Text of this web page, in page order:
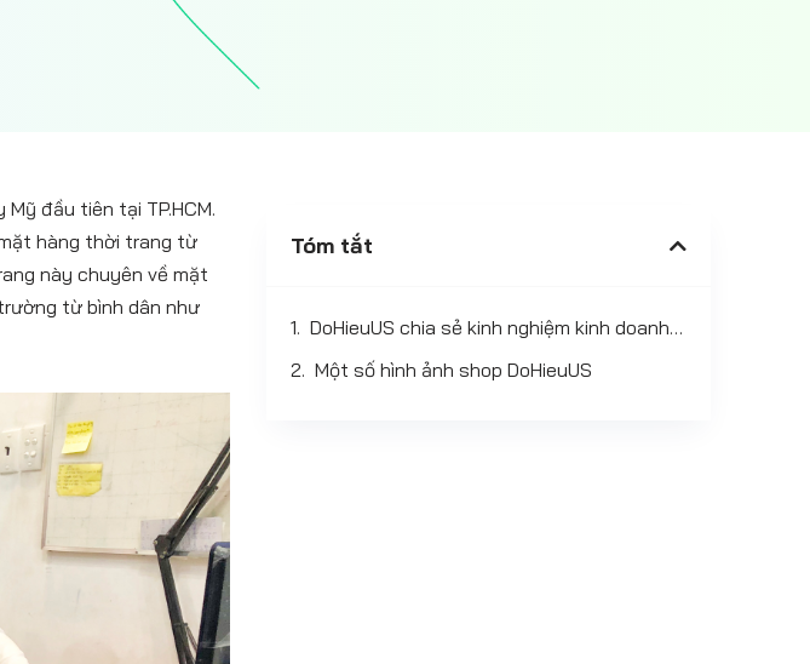
đầu tiên tại TP.HCM.
hàng thời trang từ
này chuyên về mặt
từ bình dân như
Tóm tắt
DoHieuUS chia sẻ kinh nghiệm kinh doanh online
Một số hình ảnh shop DoHieuUS